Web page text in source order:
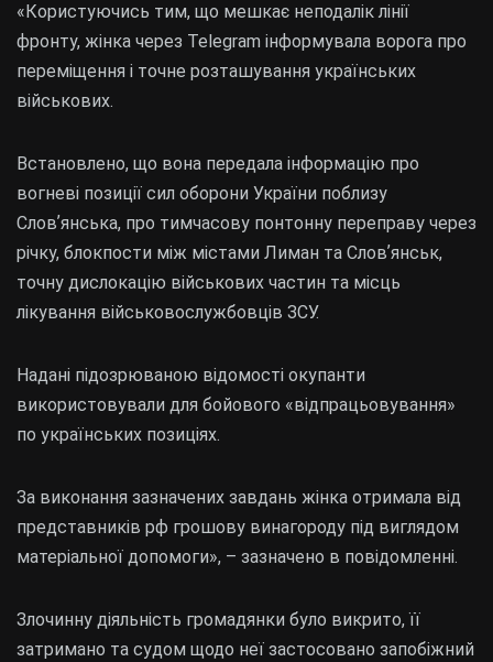
«Користуючись тим, що мешкає неподалік лінії
фронту, жінка через Telegram інформувала ворога про
переміщення і точне розташування українських
військових.
Встановлено, що вона передала інформацію про
вогневі позиції сил оборони України поблизу
Словʼянська, про тимчасову понтонну переправу через
річку, блокпости між містами Лиман та Словʼянськ,
точну дислокацію військових частин та місць
лікування військовослужбовців ЗСУ.
Надані підозрюваною відомості окупанти
використовували для бойового «відпрацьовування»
по українських позиціях.
За виконання зазначених завдань жінка отримала від
представників рф грошову винагороду під виглядом
матеріальної допомоги», – зазначено в повідомленні.
Злочинну діяльність громадянки було викрито, її
затримано та судом щодо неї застосовано запобіжний